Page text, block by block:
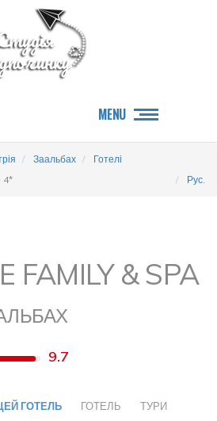
MENU
Заальбах
Готелі
4*
Рус.
FAMILY & SPA
9.7
ГОТЕЛЬ ГОТЕЛЬ ТУРИ